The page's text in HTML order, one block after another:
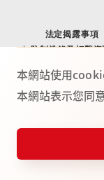
法定揭露事項
防制洗錢及打擊
台新證券服務專線：
本網站使用
本網站表示您同